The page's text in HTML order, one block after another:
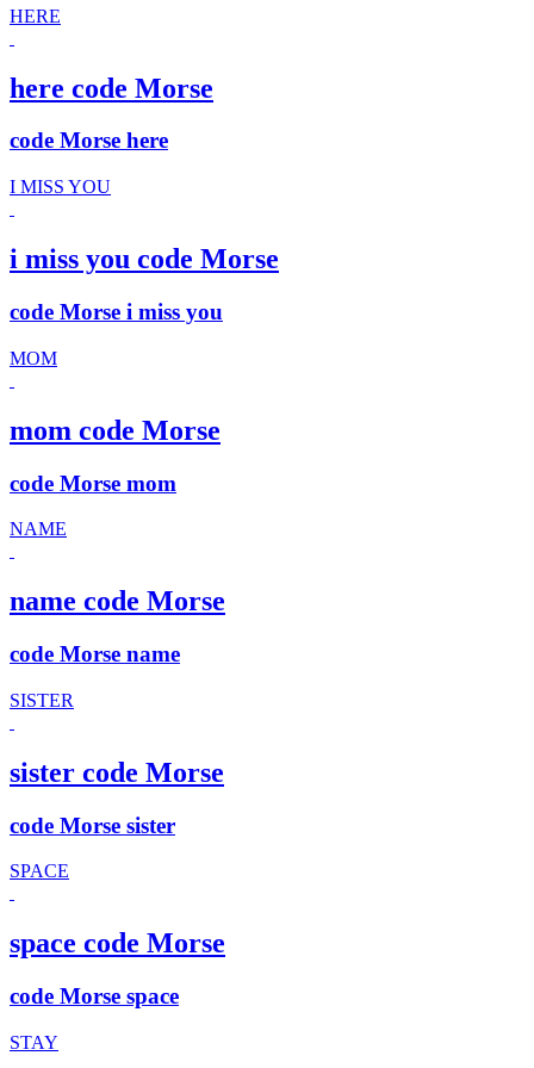
HERE
here code Morse
code Morse here
I MISS YOU
i miss you code Morse
code Morse i miss you
MOM
mom code Morse
code Morse mom
NAME
name code Morse
code Morse name
SISTER
sister code Morse
code Morse sister
SPACE
space code Morse
code Morse space
STAY